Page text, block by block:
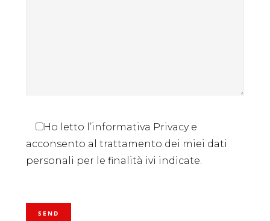
Ho letto l’informativa Privacy e
acconsento al trattamento dei miei dati
personali per le finalità ivi indicate.